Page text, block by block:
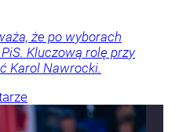
że po wyborach
Kluczową rolę przy
Karol Nawrocki.